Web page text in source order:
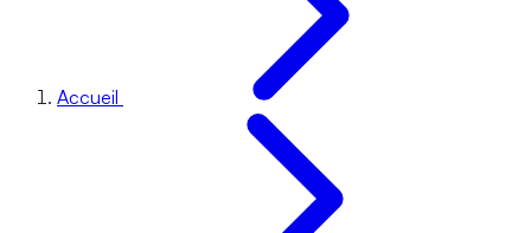
Accueil